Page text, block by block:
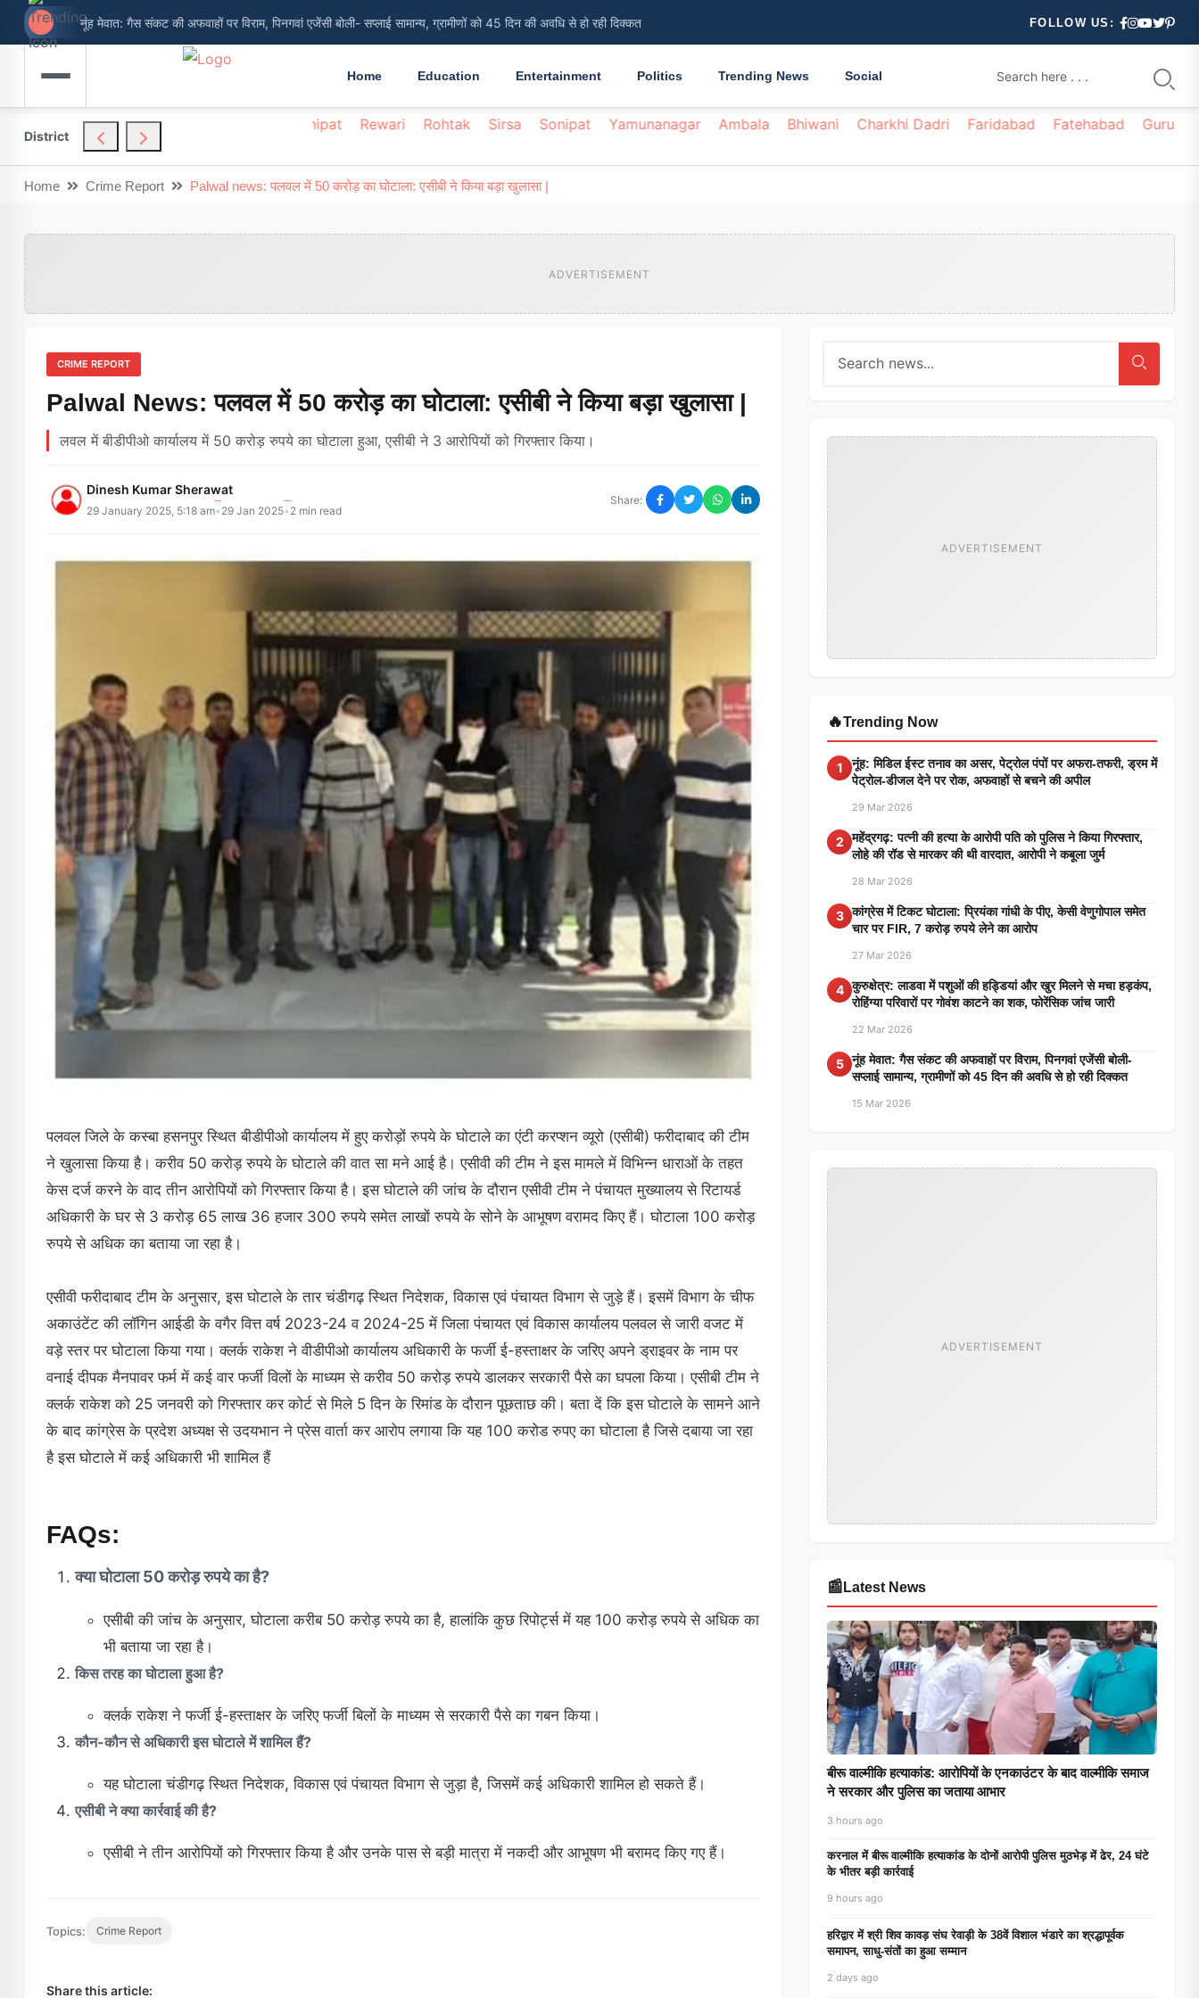
नूंह मेवात: गैस संकट की अफवाहों पर विराम, पिनगवां एजेंसी बोली- सप्लाई सामान्य, ग्रामीणों को 45 दिन की अवधि से हो रही दिक्कत FOLLOW US:
Home Education Entertainment Politics Trending News Social
District
Nuh Palwal Panipat Rewari Rohtak Sirsa Sonipat Yamunanagar Ambala Bhiwani Charkhi Dadri Faridabad Fatehabad
Home Crime Report Palwal news: पलवल में 50 करोड़ का घोटाला: एसीबी ने किया बड़ा खुलासा |
ADVERTISEMENT
CRIME REPORT
Palwal News: पलवल में 50 करोड़ का घोटाला: एसीबी ने किया बड़ा खुलासा |
लवल में बीडीपीओ कार्यालय में 50 करोड़ रुपये का घोटाला हुआ, एसीबी ने 3 आरोपियों को गिरफ्तार किया।
Dinesh Kumar Sherawat
29 January 2025, 5:18 am• 29 Jan 2025• 2 min read
Share:
पलवल जिले के कस्बा हसनपुर स्थित बीडीपीओ कार्यालय में हुए करोड़ों रुपये के घोटाले का एंटी करप्शन व्यूरो (एसीबी) फरीदाबाद की टीम
ने खुलासा किया है। करीव 50 करोड़ रुपये के घोटाले की वात सा मने आई है। एसीवी की टीम ने इस मामले में विभिन्न धाराओं के तहत
केस दर्ज करने के वाद तीन आरोपियों को गिरफ्तार किया है। इस घोटाले की जांच के दौरान एसीवी टीम ने पंचायत मुख्यालय से रिटायर्ड
अधिकारी के घर से 3 करोड़ 65 लाख 36 हजार 300 रुपये समेत लाखों रुपये के सोने के आभूषण वरामद किए हैं। घोटाला 100 करोड़
रुपये से अधिक का बताया जा रहा है।
एसीवी फरीदाबाद टीम के अनुसार, इस घोटाले के तार चंडीगढ़ स्थित निदेशक, विकास एवं पंचायत विभाग से जुड़े हैं। इसमें विभाग के चीफ
अकाउंटेंट की लॉगिन आईडी के वगैर वित्त वर्ष 2023-24 व 2024-25 में जिला पंचायत एवं विकास कार्यालय पलवल से जारी वजट में
वड़े स्तर पर घोटाला किया गया। क्लर्क राकेश ने वीडीपीओ कार्यालय अधिकारी के फर्जी ई-हस्ताक्षर के जरिए अपने ड्राइवर के नाम पर
वनाई दीपक मैनपावर फर्म में कई वार फर्जी विलों के माध्यम से करीव 50 करोड़ रुपये डालकर सरकारी पैसे का घपला किया। एसीबी टीम ने
क्लर्क राकेश को 25 जनवरी को गिरफ्तार कर कोर्ट से मिले 5 दिन के रिमांड के दौरान पूछताछ की। बता दें कि इस घोटाले के सामने आने
के बाद कांग्रेस के प्रदेश अध्यक्ष से उदयभान ने प्रेस वार्ता कर आरोप लगाया कि यह 100 करोड रुपए का घोटाला है जिसे दबाया जा रहा
है इस घोटाले में कई अधिकारी भी शामिल हैं
FAQs:
क्या घोटाला 50 करोड़ रुपये का है?
एसीबी की जांच के अनुसार, घोटाला करीब 50 करोड़ रुपये का है, हालांकि कुछ रिपोर्ट्स में यह 100 करोड़ रुपये से अधिक का
भी बताया जा रहा है।
किस तरह का घोटाला हुआ है?
क्लर्क राकेश ने फर्जी ई-हस्ताक्षर के जरिए फर्जी बिलों के माध्यम से सरकारी पैसे का गबन किया।
कौन-कौन से अधिकारी इस घोटाले में शामिल हैं?
यह घोटाला चंडीगढ़ स्थित निदेशक, विकास एवं पंचायत विभाग से जुड़ा है, जिसमें कई अधिकारी शामिल हो सकते हैं।
एसीबी ने क्या कार्रवाई की है?
एसीबी ने तीन आरोपियों को गिरफ्तार किया है और उनके पास से बड़ी मात्रा में नकदी और आभूषण भी बरामद किए गए हैं।
Topics: Crime Report
Share this article:
ADVERTISEMENT
🔥Trending Now
1
नूंह: मिडिल ईस्ट तनाव का असर, पेट्रोल पंपों पर अफरा-तफरी, ड्रम में
पेट्रोल-डीजल देने पर रोक, अफवाहों से बचने की अपील
29 Mar 2026
2
महेंद्रगढ़: पत्नी की हत्या के आरोपी पति को पुलिस ने किया गिरफ्तार,
लोहे की रॉड से मारकर की थी वारदात, आरोपी ने कबूला जुर्म
28 Mar 2026
3 कांग्रेस में टिकट घोटाला: प्रियंका गांधी के पीए, केसी वेणुगोपाल समेत
चार पर FIR, 7 करोड़ रुपये लेने का आरोप
27 Mar 2026
4 कुरुक्षेत्र: लाडवा में पशुओं की हड्डियां और खुर मिलने से मचा हड़कंप,
रोहिंग्या परिवारों पर गोवंश काटने का शक, फोरेंसिक जांच जारी
22 Mar 2026
5 नूंह मेवात: गैस संकट की अफवाहों पर विराम, पिनगवां एजेंसी बोली-
सप्लाई सामान्य, ग्रामीणों को 45 दिन की अवधि से हो रही दिक्कत
15 Mar 2026
ADVERTISEMENT
📰 Latest News
बीरू वाल्मीकि हत्याकांड: आरोपियों के एनकाउंटर के बाद वाल्मीकि समाज
ने सरकार और पुलिस का जताया आभार
3 hours ago
करनाल में बीरू वाल्मीकि हत्याकांड के दोनों आरोपी पुलिस मुठभेड़ में ढेर, 24 घंटे
के भीतर बड़ी कार्रवाई
9 hours ago
हरिद्वार में श्री शिव कावड़ संघ रेवाड़ी के 38वें विशाल भंडारे का श्रद्धापूर्वक
समापन, साधु-संतों का हुआ सम्मान
2 days ago